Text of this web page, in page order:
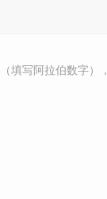
填写阿拉伯数字）